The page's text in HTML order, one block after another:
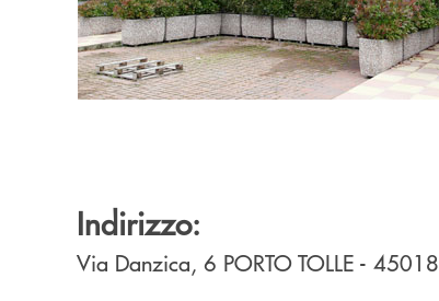
Indirizzo:
Via Danzica, 6 PORTO TOLLE - 45018